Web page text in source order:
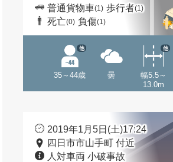
普通貨物車(1) 歩行者(1)
死亡(0) 負傷(1)
35～44歳
他
曇
幅5.5～
13.0m
他
2019年1月5日(土)17:24
四日市市山手町 付近
人対車両 小破事故